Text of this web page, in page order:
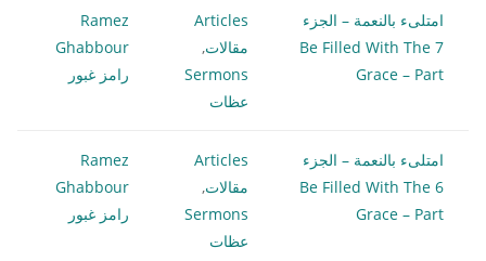
امتلىء بالنعمة – الجزء
7 Be Filled With The
Grace – Part
Articles
مقالات,
Sermons
عظات
Ramez
Ghabbour
رامز غبور
امتلىء بالنعمة – الجزء
6 Be Filled With The
Grace – Part
Articles
مقالات,
Sermons
عظات
Ramez
Ghabbour
رامز غبور